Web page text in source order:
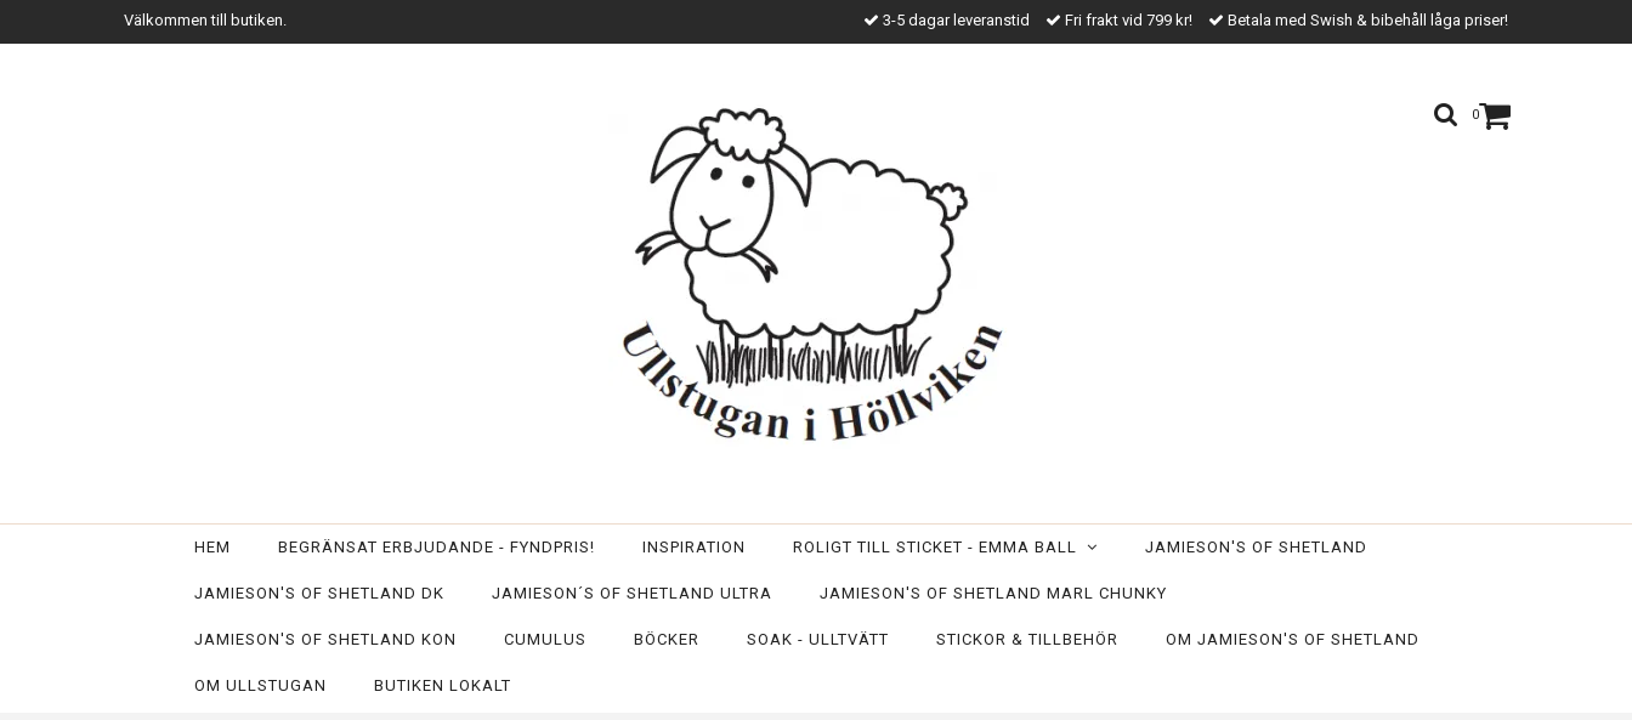
Välkommen till butiken. 3-5 dagar leveranstid Fri frakt vid 799 kr! Betala med Swish & bibehåll låga priser!
0
HEM BEGRÄNSAT ERBJUDANDE - FYNDPRIS! INSPIRATION ROLIGT TILL STICKET - EMMA BALL JAMIESON'S OF SHETLAND
JAMIESON'S OF SHETLAND DK JAMIESON´S OF SHETLAND ULTRA JAMIESON'S OF SHETLAND MARL CHUNKY
JAMIESON'S OF SHETLAND KON CUMULUS BÖCKER SOAK - ULLTVÄTT STICKOR & TILLBEHÖR OM JAMIESON'S OF SHETLAND
OM ULLSTUGAN BUTIKEN LOKALT